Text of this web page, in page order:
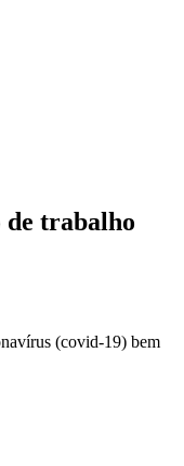
de trabalho
(covid-19) bem